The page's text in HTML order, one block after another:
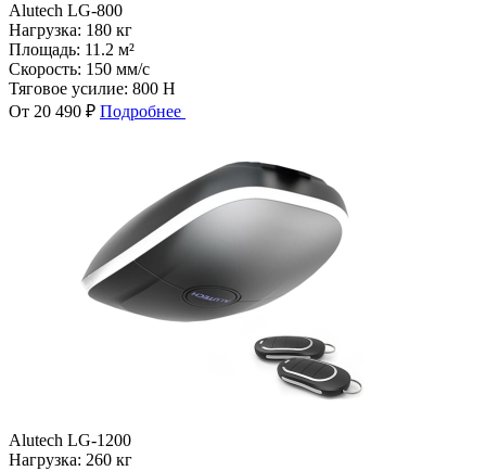
Alutech LG-800
Нагрузка: 180 кг
Площадь: 11.2 м²
Скорость: 150 мм/с
Тяговое усилие: 800 Н
От 20 490 ₽ Подробнее
Alutech LG-1200
Нагрузка: 260 кг